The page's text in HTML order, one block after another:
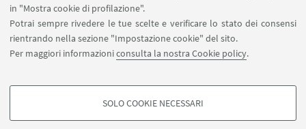
in "Mostra cookie di profilazione".
Potrai sempre rivedere le tue scelte e verificare lo stato dei consensi
rientrando nella sezione "Impostazione cookie" del sito.
Per maggiori informazioniconsulta la nostra Cookie policy.
COOKIE DI PROFILAZIONE - FACOLTATIVI
SOLO COOKIE NECESSARI
APP: